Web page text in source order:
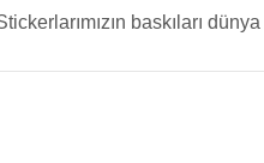
baskıları